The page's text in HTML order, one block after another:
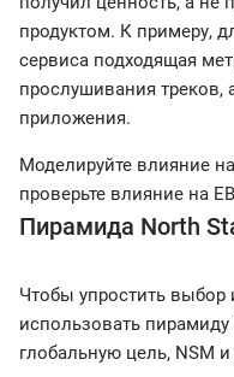
продуктом. К примеру,
сервиса подходящая
прослушивания треков,
приложения.
Моделируйте влияние
проверьте влияние на
Пирамида North
Чтобы упростить
использовать
глобальную цель, NSM